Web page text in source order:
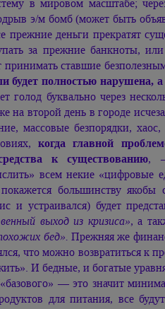
в мировом масштабе;
э/м бомб (может быть
прежние деньги прекратят
за прежние банкноты,
ставшие
будет полностью нарушена,
голод буквально через
на второй день в городе
массовые безпорядки, хаос,
когда главной
к существованию,
всем некие «цифровые
большинству якобы
и устраивался) будет
выход из кризиса», а
бед». Прежняя же
что можно возвратиться к
И бедные, и богатые
— это значит
для питания, все